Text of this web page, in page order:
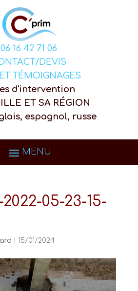
06 16 42 71 06
DEVIS
TÉMOIGNAGES
d'intervention
ET SA RÉGION
espagnol, russe
05-23-15-
15/01/2024